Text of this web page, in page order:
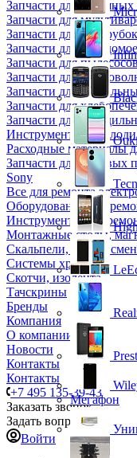
Запчасти для масляных
Запчасти для
Запчасти для мясорубок
Запчасти для
Запчасти для
Запчасти для
Запчасти для
Запчасти для
Запчасти для
Инструмент для
Расходные материалы
Запчасти для игровых
Sony
Все для ремонта
Оборудование для
Инструменты для
Монтажные столы,
Скальпели, лезвия
Системы хранения
Скотчи, изолента
Тачскрины
Бренды
Компания
О компании
Новости
Контакты
Контакты
+7 495 135-39-43
Заказать звонок
Задать вопрос
Войти
Мегафон